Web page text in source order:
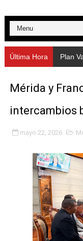
Alcaldía de
Cidata y el
Concejo
CIEPROL-ULA
Plan Quirúrgico
Iaanem graduó a
Iahula pone en
Arranca en
Alcalde Nelson
CorpoMérida
Última Hora Plan
Mérida y
intercambios
mayo 22, 2026